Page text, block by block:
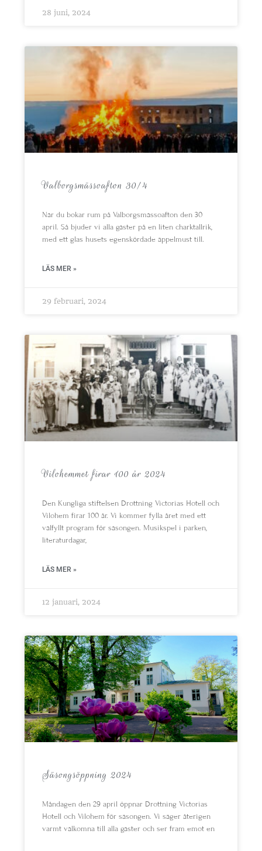
28 juni, 2024
Valborgsmässoafton 30/4
När du bokar rum på Valborgsmässoafton den 30
april. Så bjuder vi alla gäster på en liten charktallrik,
med ett glas husets egenskördade äppelmust till.
LÄS MER »
29 februari, 2024
Vilohemmet firar 100 år 2024
Den Kungliga stiftelsen Drottning Victorias Hotell och
Vilohem firar 100 år. Vi kommer fylla året med ett
välfyllt program för säsongen. Musikspel i parken,
literaturdagar,
LÄS MER »
12 januari, 2024
Säsongsöppning 2024
Måndagen den 29 april öppnar Drottning Victorias
Hotell och Vilohem för säsongen. Vi säger återigen
varmt välkomna till alla gäster och ser fram emot en